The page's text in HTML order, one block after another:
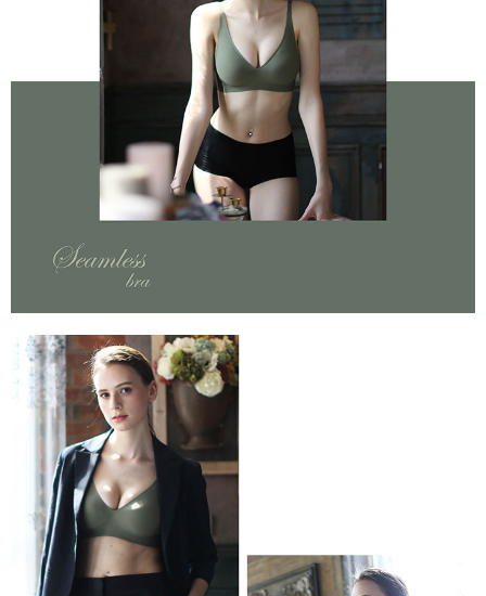
權轉讓予恩沛科技股份有限公司。
２．關於個人資料處理事宜，請瀏覽以下網址：
https://aftee.tw/terms/#terms3
３．未成年的使用者請事先徵得法定代理人或監護人之同意方可使用
「AFTEE先享後付」，若未經同意申辦者引起之損失，本公司不負相關責
４．使用「AFTEE先享後付」時，將依據個別帳號之用戶狀況，依本公司即
時審查核予不同之上限額度；若仍有額度不足之情形，本公司將視審查結果
請求用戶進行身份認證。
５．嚴禁一人註冊多個帳號或使用他人資訊註冊。若發現惡意使用之情形，
恩沛科技股份有限公司將有權停止該用戶之使用額度並採取法律行動。
每筆NT$80，滿NT$1,000(含以上)免運費